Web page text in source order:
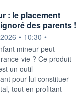
: le placement
des parents !
• 10:30 •
mineur peut
vie ? Ce produit
un outil
pour lui constituer
tout en profitant